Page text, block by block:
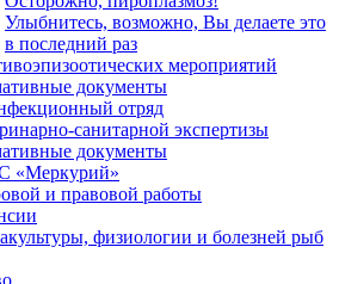
Улыбнитесь, возможно, Вы делаете это
в последний раз
мероприятий
документы
отряд
санитарной экспертизы
документы
«Меркурий»
и правовой работы
физиологии и болезней рыб